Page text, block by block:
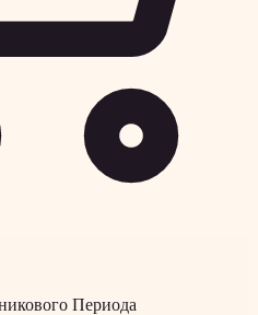
Периода